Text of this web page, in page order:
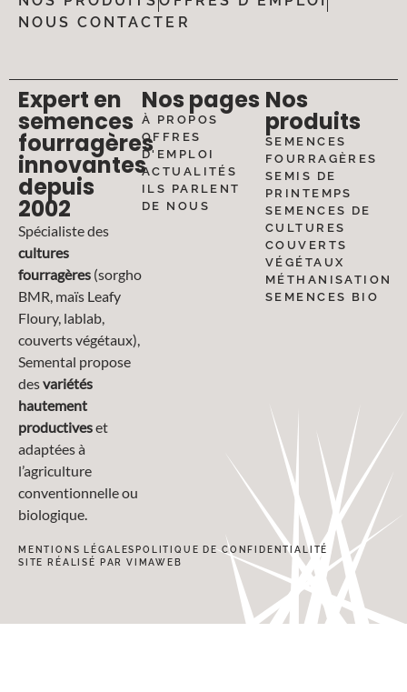
NOUS CONTACTER
Expert en
semences
fourragères
innovantes
depuis
2002
Spécialiste des
cultures
fourragères (sorgho
BMR, maïs Leafy
Floury, lablab,
couverts végétaux),
Semental propose
desvariétés
hautement
productiveset
adaptées à
l’agriculture
conventionnelle ou
biologique.
Nos pages
À PROPOS
OFFRES
D'EMPLOI
ACTUALITÉS
ILS PARLENT
DE NOUS
Nos
produits
SEMENCES
FOURRAGÈRES
SEMIS DE
PRINTEMPS
SEMENCES DE
CULTURES
COUVERTS
VÉGÉTAUX
MÉTHANISATION
SEMENCES BIO
MENTIONS LÉGALES POLITIQUE DE CONFIDENTIALITÉ
SITE RÉALISÉ PAR VIMAWEB